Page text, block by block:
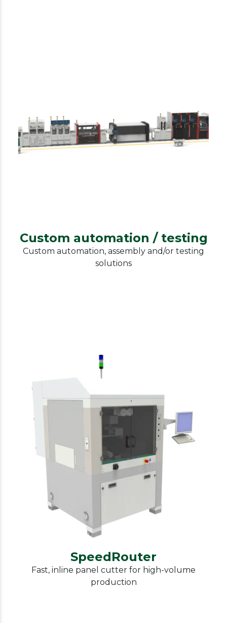
IPTE
Custom automation/testing
Custom automation / testing
Custom automation, assembly and/or testing
solutions
IPTE
Panel cutting, cutting into pieces
SpeedRouter
SpeedRouter
Fast, inline panel cutter for high-volume
production